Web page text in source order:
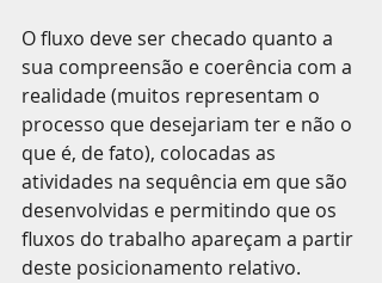
O fluxo deve ser checado quanto a
sua compreensão e coerência com a
realidade (muitos representam o
processo que desejariam ter e não o
que é, de fato), colocadas as
atividades na sequência em que são
desenvolvidas e permitindo que os
fluxos do trabalho apareçam a partir
deste posicionamento relativo.